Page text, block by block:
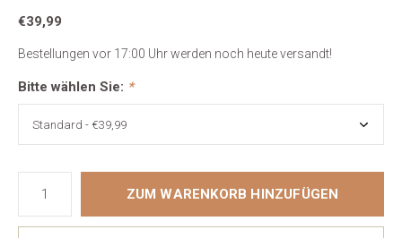
€39,99
Bestellungen vor 17:00 Uhr werden noch heute versandt!
Bitte wählen Sie: *
ZUM WARENKORB HINZUFÜGEN